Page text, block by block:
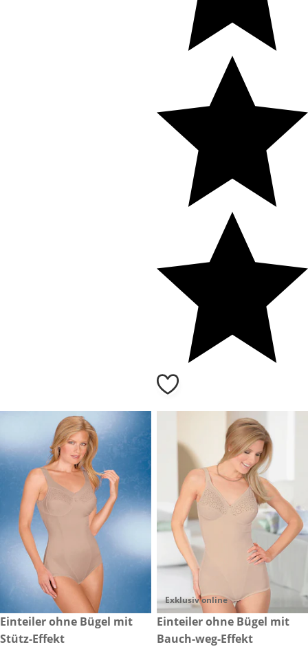
CHF 120.00
Einteiler ohne Bügel mit
Stütz-Effekt
Exklusiv online
CHF 99.00
Einteiler ohne Bügel mit
Bauch-weg-Effekt